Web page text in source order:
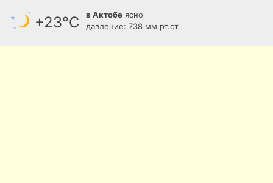
+23°С в Актобе ясно
давление: 738 мм.рт.ст.